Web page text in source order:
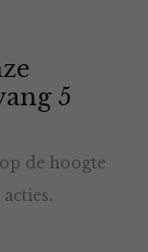
5
de hoogte